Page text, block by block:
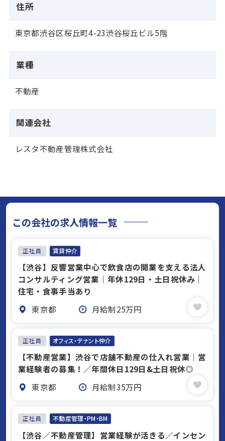
住所
東京都渋谷区桜丘町4-23渋谷桜丘ビル5階
業種
不動産
関連会社
レスタ不動産管理株式会社
この会社の求人情報一覧
正社員 賃貸仲介
【渋谷】反響営業中心で飲食店の開業を支える法人
コンサルティング営業｜年休129日・土日祝休み｜
住宅・食事手当あり
東京都
月給制25万円
正社員 オフィス・テナント仲介
【不動産営業】渋谷で店舗不動産の仕入れ営業｜営
業経験者の募集！／年間休日129日&土日祝休◎
東京都
月給制35万円
正社員 不動産管理・PM・BM
【渋谷／不動産管理】営業経験が活きる／インセン